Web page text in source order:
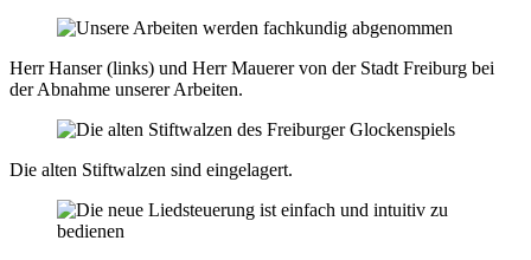
Herr Hanser (links) und Herr Mauerer von der Stadt Freiburg bei
der Abnahme unserer Arbeiten.
Die alten Stiftwalzen sind eingelagert.